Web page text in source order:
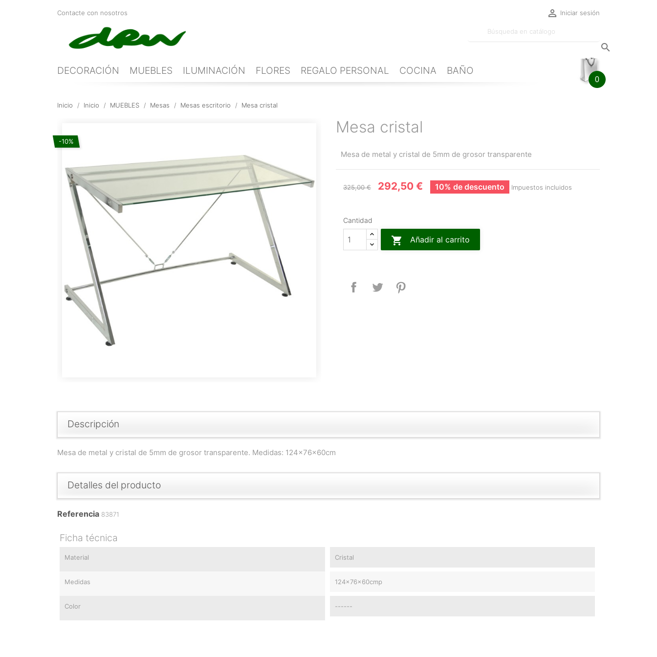
Contacte con nosotros  Iniciar sesión

DECORACIÓN
MUEBLES ILUMINACIÓN FLORES REGALO PERSONAL COCINA BAÑO
0
Inicio Inicio MUEBLES Mesas Mesas escritorio Mesa cristal
-10%
Mesa cristal
Mesa de metal y cristal de 5mm de grosor transparente
325,00 € 292,50 € 10% de descuento Impuestos incluidos
Cantidad
 Añadir al carrito
CompartirTuitear
Descripción
Mesa de metal y cristal de 5mm de grosor transparente. Medidas: 124x76x60cm
Detalles del producto
Referencia 83871
Ficha técnica
Material Cristal
Medidas 124x76x60cmp
Color ------